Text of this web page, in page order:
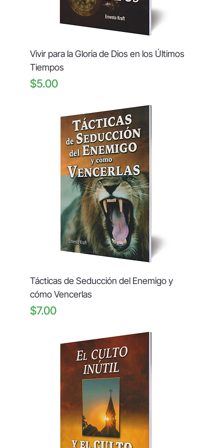
Vivir para la Gloria de Dios en los Últimos
Tiempos
Price
$5.00
Tácticas de Seducción del Enemigo y
cómo Vencerlas
Price
$7.00